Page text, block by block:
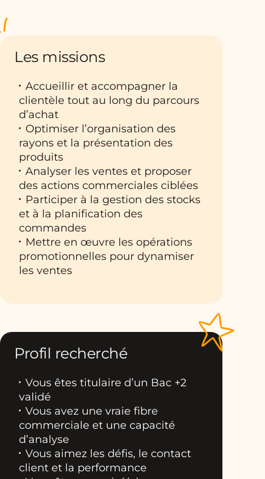
Les missions
Accueillir et accompagner la
clientèle tout au long du parcours
d’achat
Optimiser l’organisation des
rayons et la présentation des
produits
Analyser les ventes et proposer
des actions commerciales ciblées
Participer à la gestion des stocks
et à la planification des
commandes
Mettre en œuvre les opérations
promotionnelles pour dynamiser
les ventes
Profil recherché
Vous êtes titulaire d’un Bac +2
validé
Vous avez une vraie fibre
commerciale et une capacité
d’analyse
Vous aimez les défis, le contact
client et la performance